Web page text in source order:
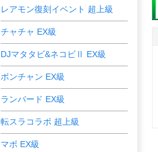
レアモン復刻イベント 超上級
チャチャ EX級
DJマタタビ&ネコビⅡ EX級
ボンチャン EX級
ランバード EX級
転スラコラボ 超上級
マボ EX級